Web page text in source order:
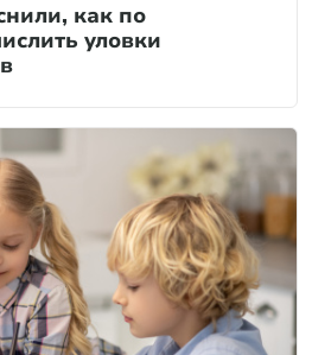
как по
уловки